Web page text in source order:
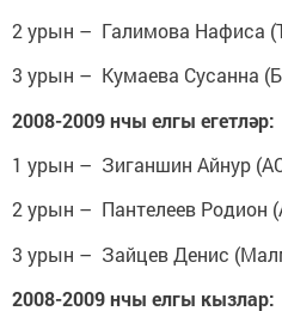
2 урын – Галимова Нафиса
3 урын – Кумаева Сусанна
2008-2009 нчы елгы егетләр:
1 урын – Зиганшин Айнур
2 урын – Пантелеев
3 урын – Зайцев Денис
2008-2009 нчы елгы кызлар: